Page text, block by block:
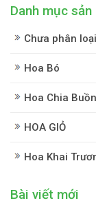
Danh mục sản
Chưa phân loại
Hoa Bó
Hoa Chia Buồn
HOA GIỎ
Hoa Khai
Bài viết mới